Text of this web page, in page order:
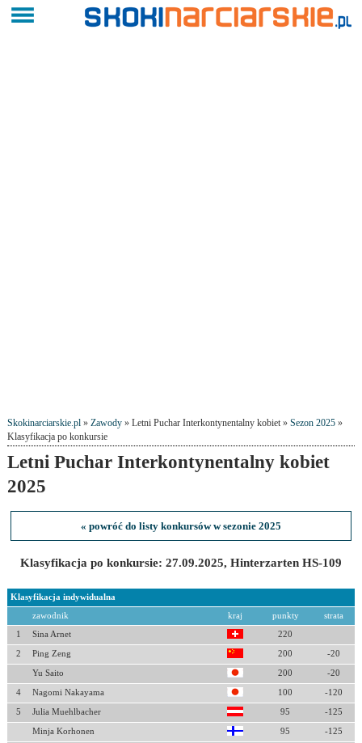
Skokinarciarskie.pl» Zawody» Letni Puchar Interkontynentalny kobiet » Sezon 2025»
Klasyfikacja po konkursie
Letni Puchar Interkontynentalny kobiet
2025
« powróć do listy konkursów w sezonie 2025
Klasyfikacja po konkursie: 27.09.2025, Hinterzarten HS-109
Klasyfikacja indywidualna
zawodnik kraj punkty strata
1 Sina Arnet 220
2 Ping Zeng 200 -20
Yu Saito 200 -20
4 Nagomi Nakayama 100 -120
5 Julia Muehlbacher 95 -125
Minja Korhonen 95 -125